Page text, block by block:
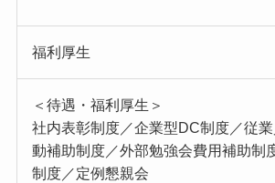
福利厚生
＜待遇・福利厚生＞
社内表彰制度／企業型DC制度／従
動補助制度／外部勉強会費用補助制
制度／定例懇親会